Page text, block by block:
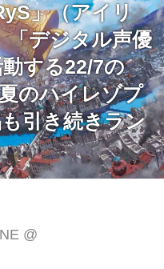
」（アイリ
「デジタル声優
する22/7の
のハイレゾプ
引き続きラン
@